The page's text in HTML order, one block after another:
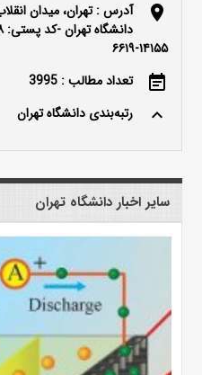
location_on
۱۴۱۵۵-۶۶۱۹
event_note تعداد مطالب : 3995
keyboard_arrow_up رتبه‌بندی دانشگاه تهران
سایر اخبار دانشگاه تهران